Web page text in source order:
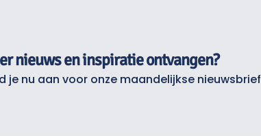
nieuws en inspiratie ontvangen?
je nu aan voor onze maandelijkse nieuwsbrief